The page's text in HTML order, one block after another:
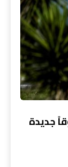
جديدة